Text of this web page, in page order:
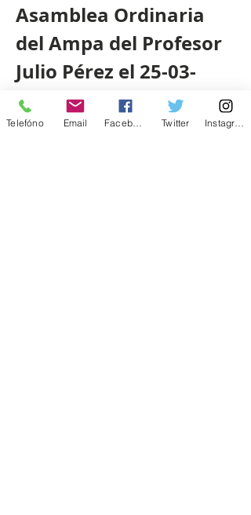
Asamblea Ordinaria
del Ampa del Profesor
Julio Pérez el 25-03-
2025 a las  18:00 h  en
el salón de actos para
Telefóno Email Twitter